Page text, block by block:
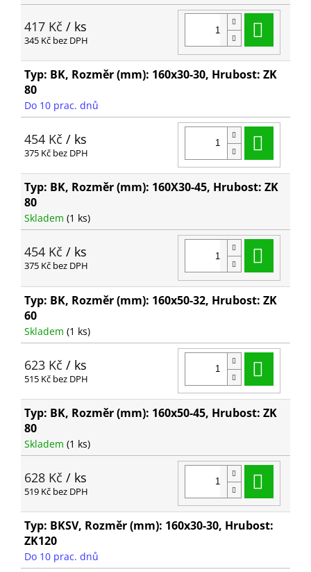
417 Kč / ks
345 Kč bez DPH
Typ: BK, Rozměr (mm): 160x30-30, Hrubost: ZK
80
Do 10 prac. dnů
454 Kč / ks
375 Kč bez DPH
Typ: BK, Rozměr (mm): 160X30-45, Hrubost: ZK
80
Skladem (1 ks)
454 Kč / ks
375 Kč bez DPH
Typ: BK, Rozměr (mm): 160x50-32, Hrubost: ZK
60
Skladem (1 ks)
623 Kč / ks
515 Kč bez DPH
Typ: BK, Rozměr (mm): 160x50-45, Hrubost: ZK
80
Skladem (1 ks)
628 Kč / ks
519 Kč bez DPH
Typ: BKSV, Rozměr (mm): 160x30-30, Hrubost:
ZK120
Do 10 prac. dnů